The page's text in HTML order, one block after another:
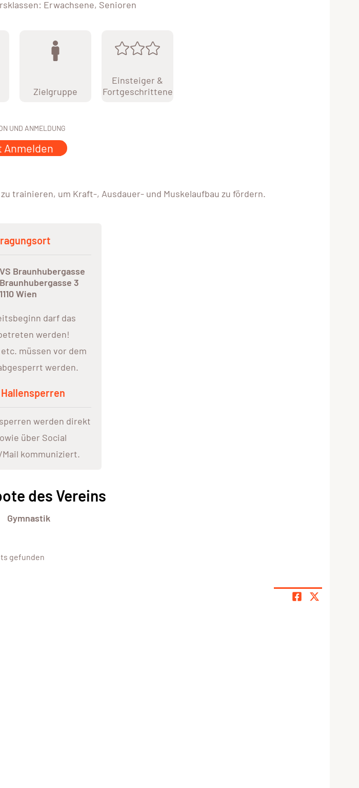
Erwachsene, Senioren
Zielgruppe
Einsteiger &
Fortgeschrittene
UND ANMELDUNG
trainieren, um Kraft-, Ausdauer- und Muskelaufbau zu fördern.
VS Braunhubergasse
Braunhubergasse 3
1110 Wien
darf das
werden!
müssen vor dem
werden.
werden direkt
über Social
kommuniziert.
des Vereins
Gymnastik
gefunden